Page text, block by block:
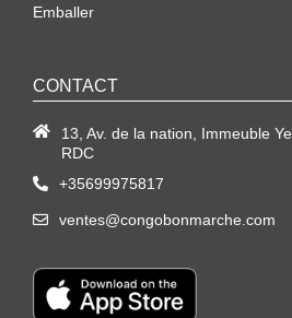
Emballer
CONTACT
13, Av. de la nation, Immeuble
RDC
+35699975817
ventes@congobonmarche.com